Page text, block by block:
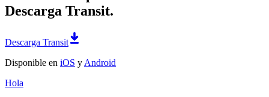
Descarga Transit.
Descarga Transit
Disponible en iOS y Android
Hola